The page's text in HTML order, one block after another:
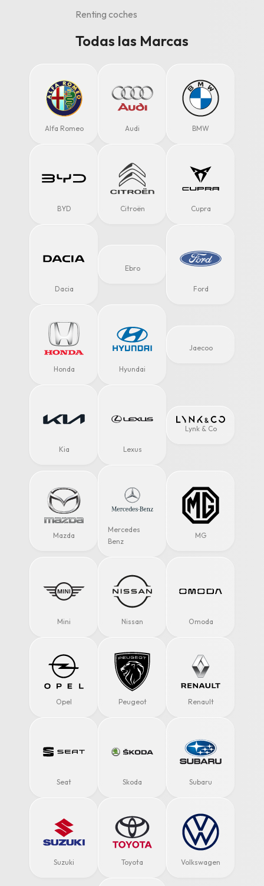
Renting coches
Todas las Marcas
Alfa Romeo Audi BMW
BYD Citroën Cupra
Dacia
Ebro
Ford
Honda Hyundai
Jaecoo
Kia Lexus
Lynk & Co
Mazda
Mercedes
Benz
MG
Mini Nissan Omoda
Opel Peugeot Renault
Seat Skoda Subaru
Suzuki Toyota Volkswagen